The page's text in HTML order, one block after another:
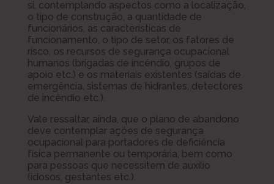
si, contemplando aspectos como a localização,
o tipo de construção, a quantidade de
funcionários, as características de
funcionamento, o tipo de setor, os fatores de
risco, os recursos de segurança ocupacional
humanos (brigadas de incêndio, grupos de
apoio etc.) e os materiais existentes (saídas de
emergência, sistemas de hidrantes, detectores
de incêndio etc.).
Vale ressaltar, ainda, que o plano de abandono
deve contemplar ações de segurança
ocupacional para portadores de deficiência
física permanente ou temporária, bem como
para pessoas que necessitem de auxílio
(idosos, gestantes etc.).